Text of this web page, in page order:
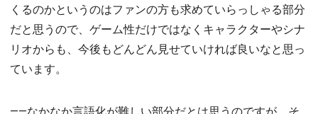
くるのかというのはファンの方も求めていらっしゃる部分
だと思うので、ゲーム性だけではなくキャラクターやシナ
リオからも、今後もどんどん見せていければ良いなと思っ
ています。